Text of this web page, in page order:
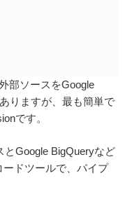
部ソースをGoogle
りますが、最も簡単で
です。
とGoogle BigQueryなど
ドツールで、パイプ